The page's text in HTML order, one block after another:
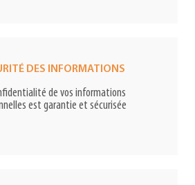
DES INFORMATIONS
de vos informations
est garantie et sécurisée